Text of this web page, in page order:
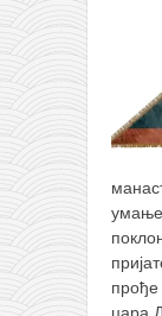
прође